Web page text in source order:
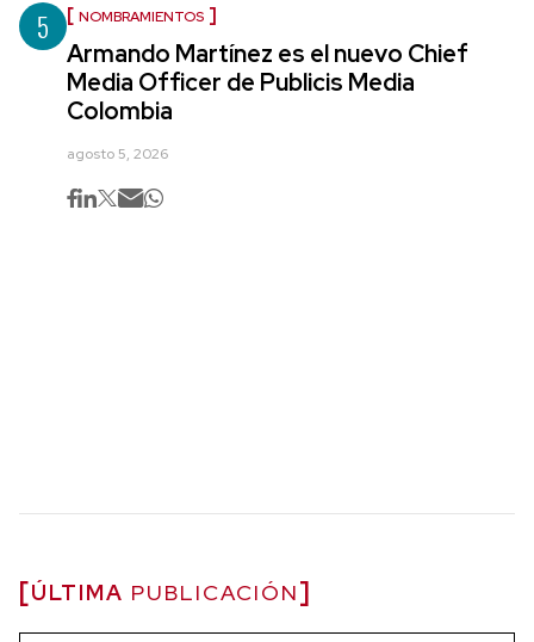
5 NOMBRAMIENTOS
Armando Martínez es el nuevo Chief
Media Officer de Publicis Media
Colombia
agosto 5, 2026
ÚLTIMA PUBLICACIÓN